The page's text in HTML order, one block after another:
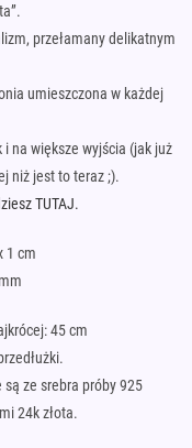
przełamany delikatnym
umieszczona w każdej
na większe wyjścia (jak już
niż jest to teraz ;).
TUTAJ.
1 cm
45 cm
ze srebra próby 925
24k złota.